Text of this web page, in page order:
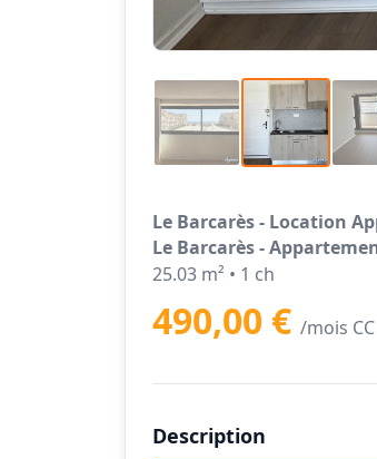
Le Barcarès - Location
Le Barcarès -
25.03 m² • 1 ch
490,00 € /mois CC
Description